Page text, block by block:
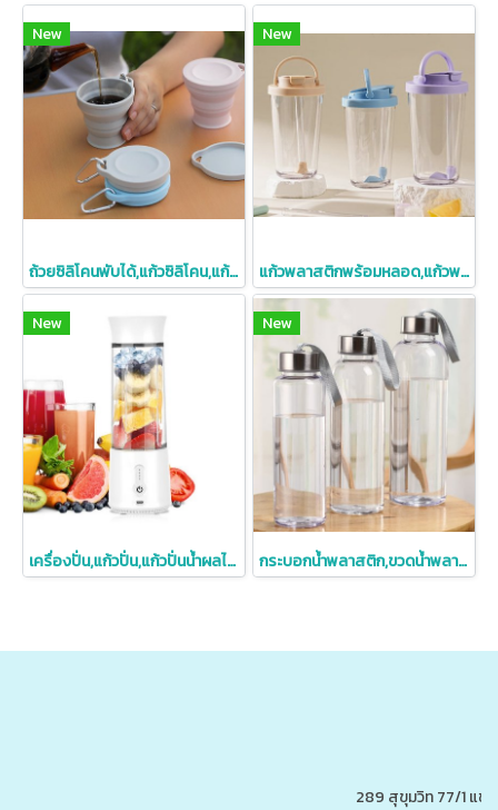
New
ถ้วยซิลิโคนพับได้,แก้วซิลิโคน,แก้วซิลิโคนพกพา,ถ้วยพับได้พร้อมที่ห้อย,180ml
New
แก้วพลาสติกพร้อมหลอด,แก้วพลาสติกใส่ชานม,แก้วพลาสติกใส,710ml
New
เครื่องปั่น,แก้วปั่น,แก้วปั่นน้ำผลไม้,เครื่องปั่นน้ำผลไม้
New
กระบอกน้ำพลาสติก,ขวดน้ำพลาสติก,ขวดพลาสติกพร้อมเชือกห้อย
289 สุขุมวิท 77/1 แข